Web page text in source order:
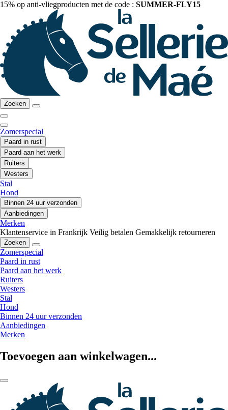
15% op anti-vliegproducten met de code : SUMMER-FLY15
Zoeken
Zomerspecial
Paard in rust
Paard aan het werk
Ruiters
Westers
Stal
Hond
Binnen 24 uur verzonden
Aanbiedingen
Merken
Klantenservice in Frankrijk Veilig betalen Gemakkelijk retourneren
Zoeken
Zomerspecial
Paard in rust
Paard aan het werk
Ruiters
Westers
Stal
Hond
Binnen 24 uur verzonden
Aanbiedingen
Merken
Toevoegen aan winkelwagen...